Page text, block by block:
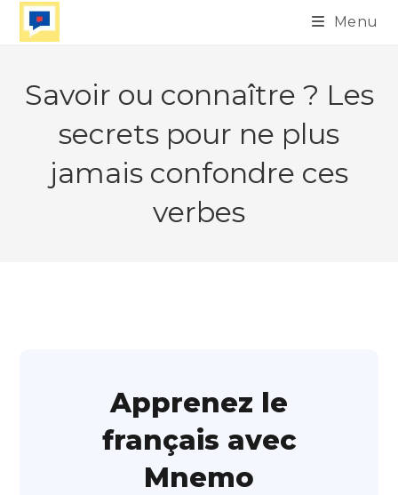
Skip
Menu
Savoir ou connaître ? Les
secrets pour ne plus
jamais confondre ces
verbes
Apprenez le
français avec
Mnemo